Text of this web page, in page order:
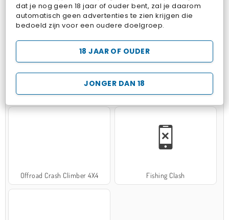
dat je nog geen 18 jaar of ouder bent, zal je daarom
automatisch geen advertenties te zien krijgen die
bedoeld zijn voor een oudere doelgroep.
JONGER DAN 18
18 JAAR OF OUDER
Pop Fruit Bubbits
Hospital Surgeon Doctor Game Potion Sort
Offroad Crash Climber 4X4 Fishing Clash